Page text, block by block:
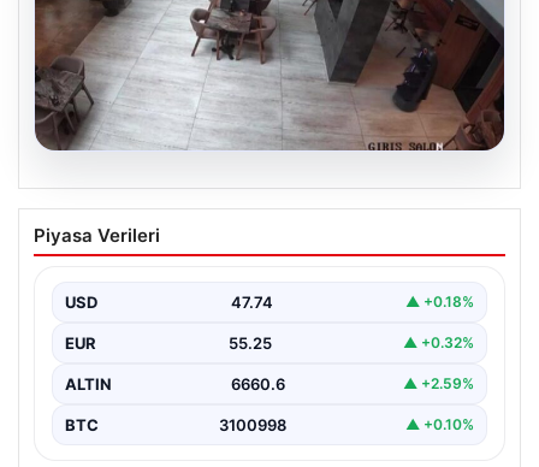
Garson robot kendini merdivenlerden
attı. Çalışma stresi yaşayan robota 3
Piyasa Verileri
USD 47.74 ▲ +0.18%
EUR 55.25 ▲ +0.32%
ALTIN 6660.6 ▲ +2.59%
BTC 3100998 ▲ +0.10%